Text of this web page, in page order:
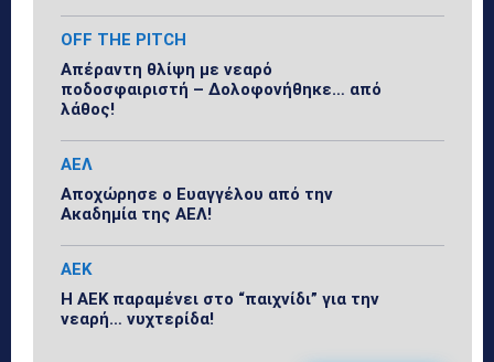
OFF THE PITCH
Απέραντη θλίψη με νεαρό
ποδοσφαιριστή – Δολοφονήθηκε… από
λάθος!
ΑΕΛ
Αποχώρησε ο Ευαγγέλου από την
Ακαδημία της ΑΕΛ!
ΑΕΚ
Η ΑΕΚ παραμένει στο “παιχνίδι” για την
νεαρή… νυχτερίδα!